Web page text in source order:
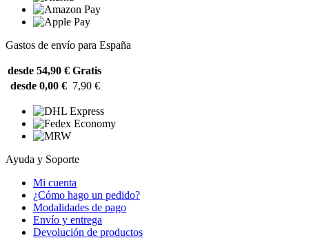
Gastos de envío para España
desde 54,90 € Gratis
desde 0,00 € 7,90 €
Ayuda y Soporte
Mi cuenta
¿Cómo hago un pedido?
Modalidades de pago
Envío y entrega
Devolución de productos